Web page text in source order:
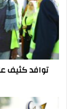
التصويت
في
الانتخابات
الرئاسية
بلجان
كفر
الشيختوافد كثيف
حسام